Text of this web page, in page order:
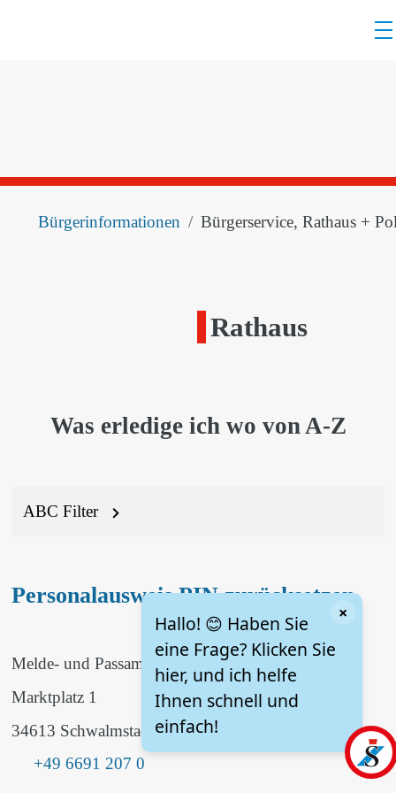
Bürgerinformationen Bürgerservice, Rathaus +
Rathaus
Was erledige ich wo von A-Z
ABC Filter
Personalausweis PIN zurücksetzen
Melde- und Passamt
Marktplatz 1
34613 Schwalmstadt
Telefon:
+49 6691 207 0
Hallo! 😊 Haben Sie
eine Frage? Klicken Sie
hier, und ich helfe
Ihnen schnell und
einfach!
×